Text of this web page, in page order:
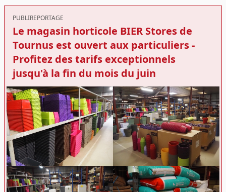
PUBLIREPORTAGE
Le magasin horticole BIER Stores de
Tournus est ouvert aux particuliers -
Profitez des tarifs exceptionnels
jusqu'à la fin du mois du juin